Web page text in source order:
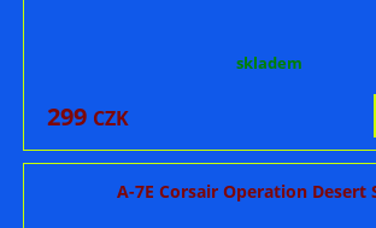
skladem
299 CZK
A-7E Corsair Operation Desert